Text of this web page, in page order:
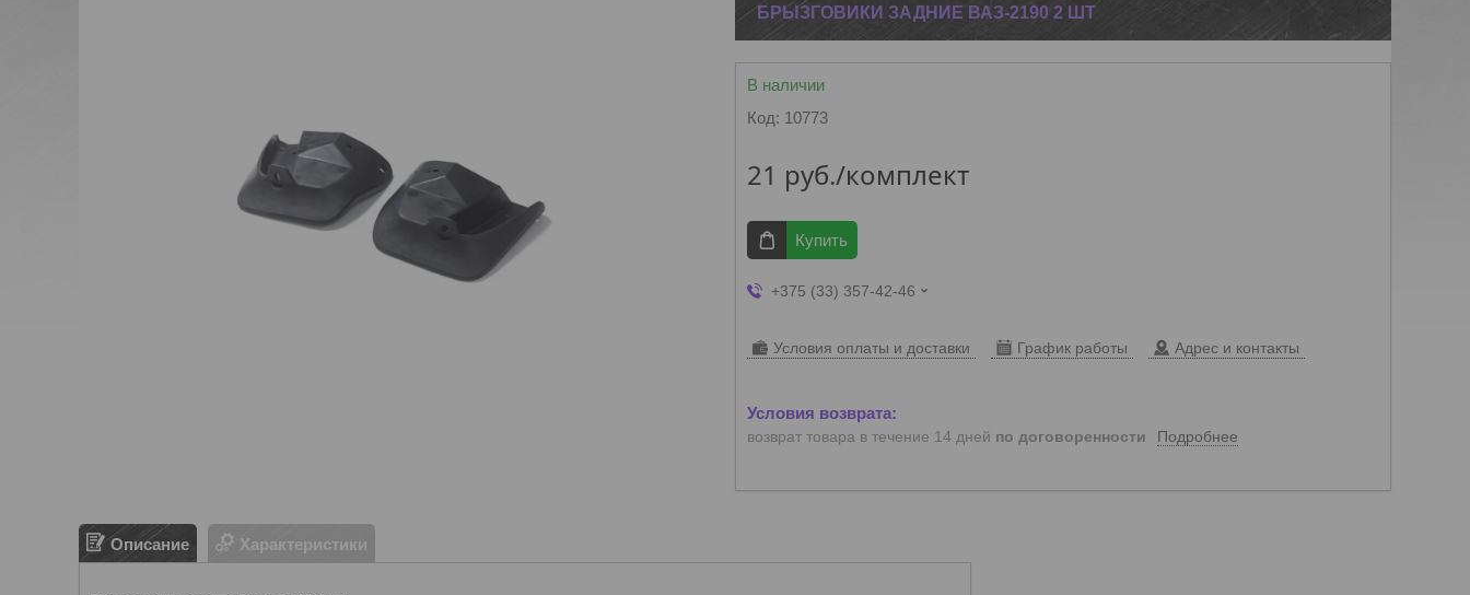
БРЫЗГОВИКИ ЗАДНИЕ ВАЗ-2190 2 ШТ
В наличии
Код: 10773
21 руб./комплект
Купить
+375 (33) 357-42-46
Условия оплаты и доставки График работы Адрес и контакты
возврат товара в течение 14 дней по договоренности Подробнее
Описание Характеристики